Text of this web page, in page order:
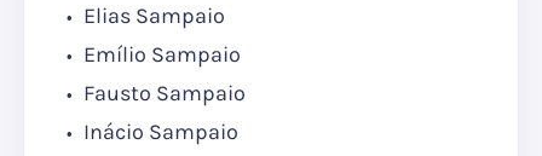
Elias Sampaio
Emílio Sampaio
Fausto Sampaio
Inácio Sampaio